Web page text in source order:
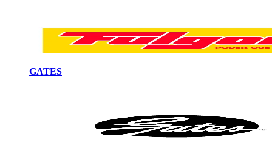
GATES